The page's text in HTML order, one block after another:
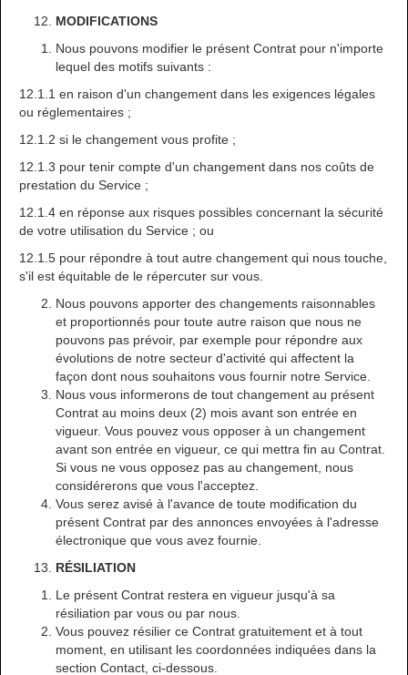
MODIFICATIONS
Nous pouvons modifier le présent Contrat pour n'importe
lequel des motifs suivants :
12.1.1 en raison d'un changement dans les exigences légales
ou réglementaires ;
12.1.2 si le changement vous profite ;
12.1.3 pour tenir compte d'un changement dans nos coûts de
prestation du Service ;
12.1.4 en réponse aux risques possibles concernant la sécurité
de votre utilisation du Service ; ou
12.1.5 pour répondre à tout autre changement qui nous touche,
s'il est équitable de le répercuter sur vous.
Nous pouvons apporter des changements raisonnables
et proportionnés pour toute autre raison que nous ne
pouvons pas prévoir, par exemple pour répondre aux
évolutions de notre secteur d'activité qui affectent la
façon dont nous souhaitons vous fournir notre Service.
Nous vous informerons de tout changement au présent
Contrat au moins deux (2) mois avant son entrée en
vigueur. Vous pouvez vous opposer à un changement
avant son entrée en vigueur, ce qui mettra fin au Contrat.
Si vous ne vous opposez pas au changement, nous
considérerons que vous l'acceptez.
Vous serez avisé à l'avance de toute modification du
présent Contrat par des annonces envoyées à l'adresse
électronique que vous avez fournie.
RÉSILIATION
Le présent Contrat restera en vigueur jusqu'à sa
résiliation par vous ou par nous.
Vous pouvez résilier ce Contrat gratuitement et à tout
moment, en utilisant les coordonnées indiquées dans la
section Contact, ci-dessous.